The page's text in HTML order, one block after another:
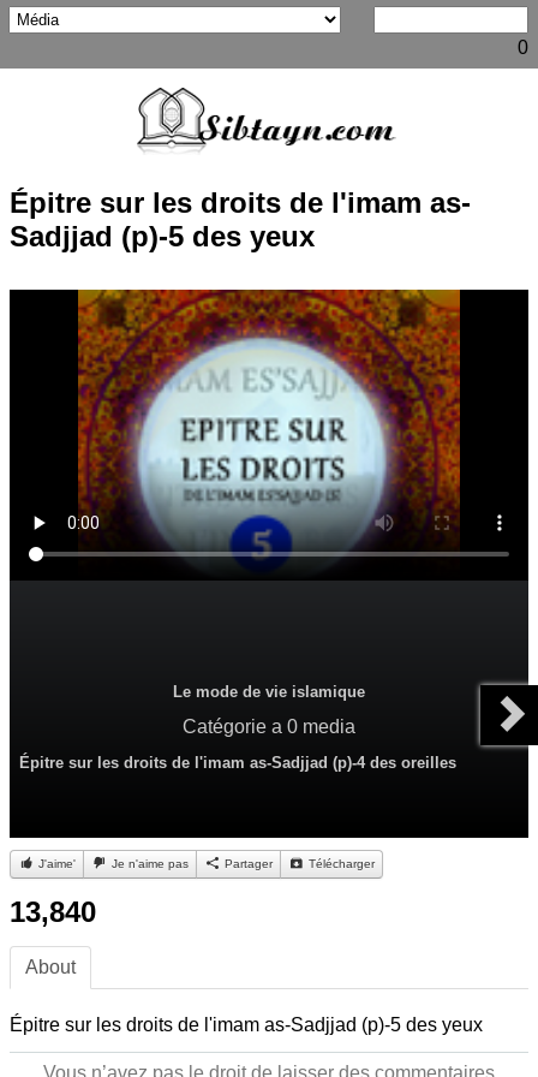
0
Épitre sur les droits de l'imam as-
Sadjjad (p)-5 des yeux
Le mode de vie islamique
Catégorie a 0 media
Épitre sur les droits de l'imam as-Sadjjad (p)-4 des oreilles
J'aime' Je n'aime pas Partager Télécharger
13,840
About
Épitre sur les droits de l'imam as-Sadjjad (p)-5 des yeux
Vous n’avez pas le droit de laisser des commentaires